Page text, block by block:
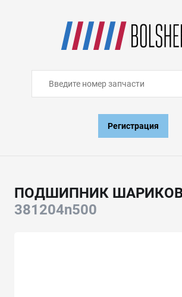
Регистрация
ПОДШИПНИК
381204n500